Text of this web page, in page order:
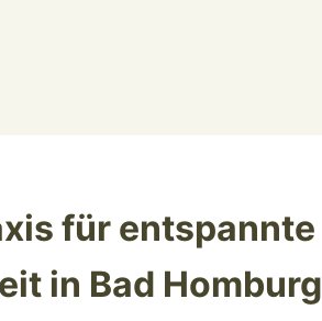
für entspannte
in Bad Homburg